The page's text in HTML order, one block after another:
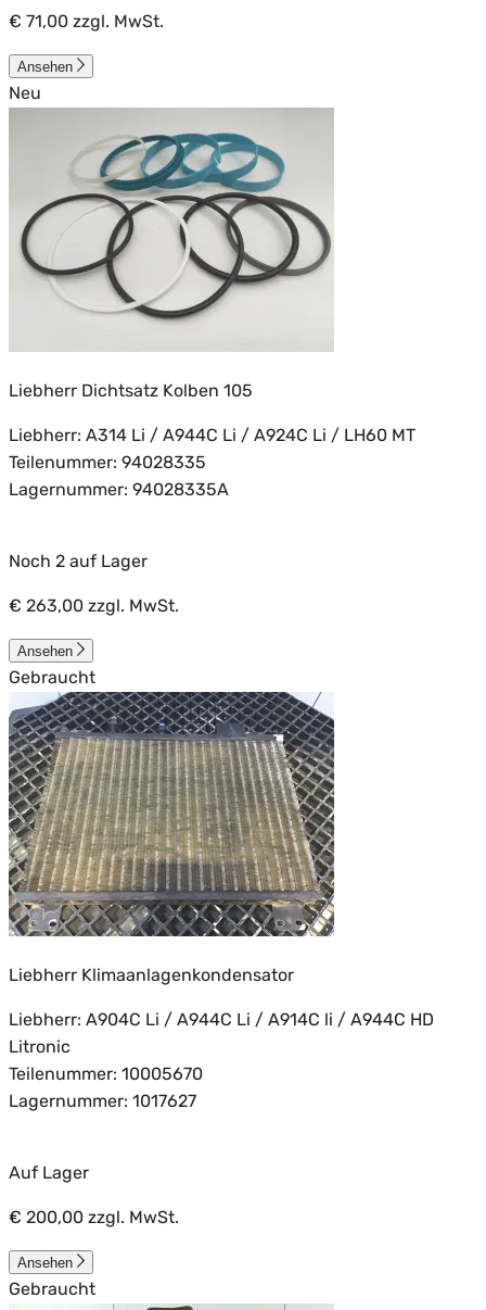
€ 71,00zzgl. MwSt.
Ansehen
Neu
Liebherr Dichtsatz Kolben 105
Liebherr: A314 Li / A944C Li / A924C Li / LH60 MT
Teilenummer: 94028335
Lagernummer: 94028335A
Noch 2 auf Lager
€ 263,00zzgl. MwSt.
Ansehen
Gebraucht
Liebherr Klimaanlagenkondensator
Liebherr: A904C Li / A944C Li / A914C li / A944C HD
Litronic
Teilenummer: 10005670
Lagernummer: 1017627
Auf Lager
€ 200,00zzgl. MwSt.
Ansehen
Gebraucht